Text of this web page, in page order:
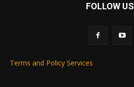
FOLLOW US
Terms and Policy Services